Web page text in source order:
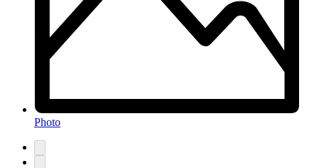
Photo